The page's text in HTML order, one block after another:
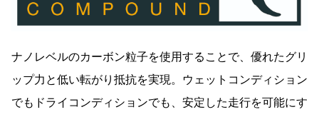
ナノレベルのカーボン粒子を使用することで、優れたグリ
ップ力と低い転がり抵抗を実現。ウェットコンディション
でもドライコンディションでも、安定した走行を可能にす